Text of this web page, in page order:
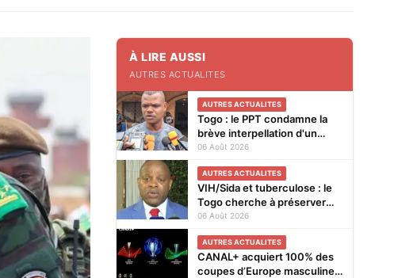
À LIRE AUSSI
AUTRES ACTUALITES
AUTRES ACTUALITES
Togo : le PPT condamne la
brève interpellation d'un
vendeur de journaux à Lomé
06 Août 2026
AUTRES ACTUALITES
VIH/Sida et tuberculose : le
Togo cherche à préserver
ses acquis face à la baisse
06 Août 2026
AUTRES ACTUALITES
CANAL+ acquiert 100% des
coupes d’Europe masculines